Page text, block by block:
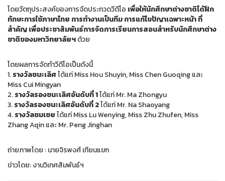
โดยวัตถุประสงค์ของการจัดประกวดวีดีโอ เพื่อให้นักศึกษาต่างชาติได้ฝึก
ทักษะการใช้ภาษาไทย การทำงานเป็นทีม การแก้ไขปัญาเฉพาะหน้า ที่
สำคัญ เพื่อประชาสัมพันธ์การจัดการเรียนการสอนสำหรับนักศึกษาต่าง
ชาติของมหาวิทยาลัยฯด้วย
โดยผลการจัดทำวีดีโอเป็นดังนี้
1.รางวัลชนะเลิศได้แก่ Miss Hou Shuyin, Miss Chen Guoqing และ
Miss Cui Mingyan
2.รางวัลรองชนะเลิศอันดับที่ 1ได้แก่ Mr. Ma Zhongyu
3.รางวัลรองชนะเลิศอันดับที่ 2ได้แก่ Mr. Na Shaoyang
4.รางวัลชมเชยได้แก่ Miss Lu Wenying, Miss Zhu Zhufen, Miss
Zhang Aqin และ Mr. Peng Jinghan
ถ่ายภาพโดย : นายจิรพงศ์ เทียนแขก
ข่าวโดย: งานวิเทศสัมพันธ์ฯ